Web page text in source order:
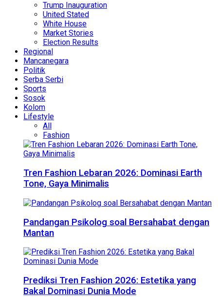
Trump Inauguration
United Stated
White House
Market Stories
Election Results
Regional
Mancanegara
Politik
Serba Serbi
Sports
Sosok
Kolom
Lifestyle
All
Fashion
Tren Fashion Lebaran 2026: Dominasi Earth
Tone, Gaya Minimalis
Pandangan Psikolog soal Bersahabat dengan
Mantan
Prediksi Tren Fashion 2026: Estetika yang
Bakal Dominasi Dunia Mode